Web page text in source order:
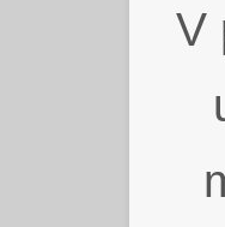
V